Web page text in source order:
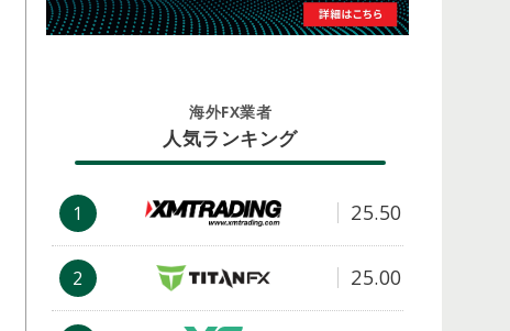
海外FX業者
人気ランキング
1 25.50
2 25.00